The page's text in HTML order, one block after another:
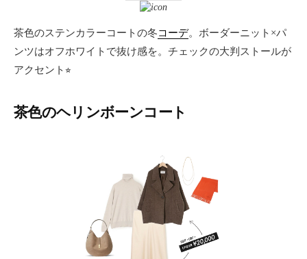
茶色のステンカラーコートの冬コーデ。ボーダーニット×パ
ンツはオフホワイトで抜け感を。チェックの大判ストールが
アクセント⭐︎
茶色のヘリンボーンコート